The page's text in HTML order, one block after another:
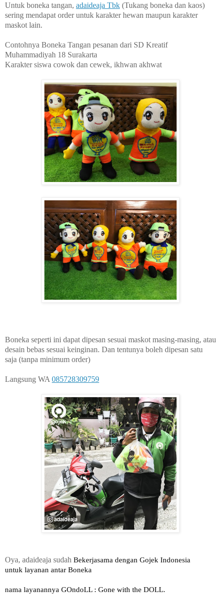
Untuk boneka tangan, adaideaja Tbk (Tukang boneka dan kaos)
sering mendapat order untuk karakter hewan maupun karakter
maskot lain.
Contohnya Boneka Tangan pesanan dari SD Kreatif
Muhammadiyah 18 Surakarta
Karakter siswa cowok dan cewek, ikhwan akhwat
Boneka seperti ini dapat dipesan sesuai maskot masing-masing, atau
desain bebas sesuai keinginan. Dan tentunya boleh dipesan satu
saja (tanpa minimum order)
Langsung WA 085728309759
Oya, adaideaja sudah Bekerjasama dengan Gojek Indonesia
untuk layanan antar Boneka
nama layanannya GOndoLL : Gone with the DOLL.